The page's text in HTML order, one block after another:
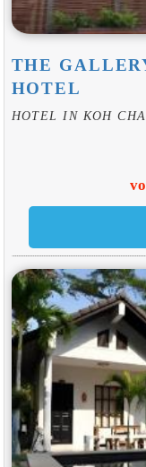
THE
HOTEL
HOTEL IN KOH